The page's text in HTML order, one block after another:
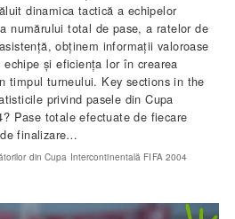
dinamica tactică a echipelor
numărului total de pase, a ratelor de
obținem informații valoroase
și eficiența lor în crearea
timpul turneului. Key sections in the
privind pasele din Cupa
Pase totale efectuate de fiecare
finalizare…
din Cupa Intercontinentală FIFA 2004